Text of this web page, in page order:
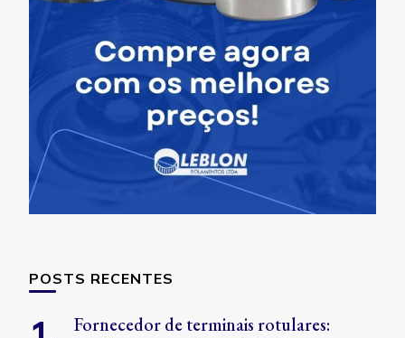
POSTS RECENTES
Fornecedor de terminais rotulares: